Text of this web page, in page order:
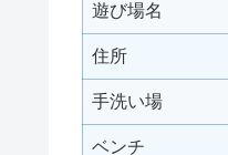
遊び場名
住所
手洗い場
ベンチ